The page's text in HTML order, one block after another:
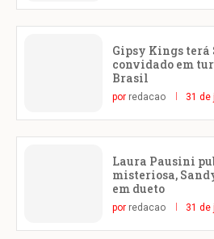
Gipsy Kings
convidado em
Brasil
por redacao 31 de
Laura Pausini
misteriosa,
em dueto
por redacao 31 de